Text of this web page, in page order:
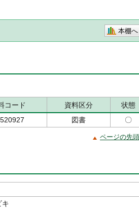
本棚へ
コード 資料区分
状態
図書 〇
ページの先